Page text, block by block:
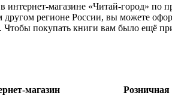
магазине «Читай-город»
регионе России, вы можете
Чтобы покупать книги вам было ещё
магазин Розничная